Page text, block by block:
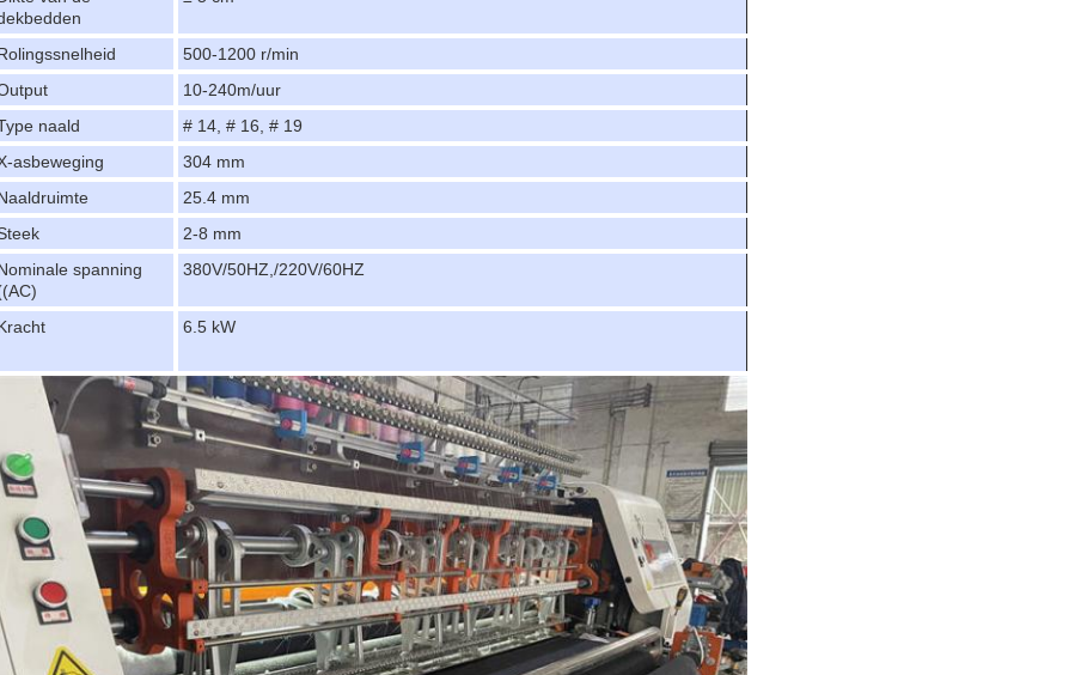
500-1200 r/min
10-240m/uur
naald
# 14, # 16, # 19
asbeweging
304 mm
25.4 mm
2-8 mm
spanning
380V/50HZ,/220V/60HZ
6.5 kW